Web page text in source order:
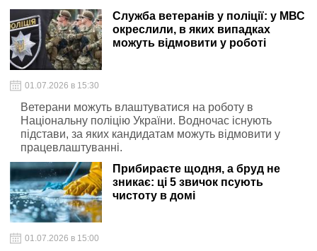
повітряні цілі
Служба ветеранів у поліції: у МВС
окреслили, в яких випадках
можуть відмовити у роботі
01.07.2026 в 15:30
Ветерани можуть влаштуватися на роботу в
Національну поліцію України. Водночас існують
підстави, за яких кандидатам можуть відмовити у
працевлаштуванні.
Прибираєте щодня, а бруд не
зникає: ці 5 звичок псують
чистоту в домі
01.07.2026 в 15:00